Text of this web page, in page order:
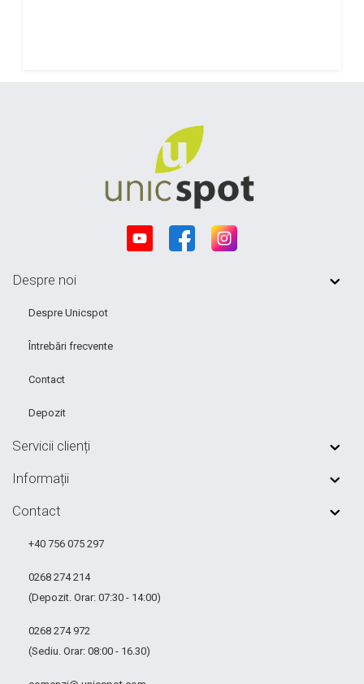
Despre noi
Despre Unicspot
Întrebări frecvente
Contact
Depozit
Servicii clienți
Informații
Contact
+40 756 075 297
0268 274 214
(Depozit. Orar: 07:30 - 14:00)
0268 274 972
(Sediu. Orar: 08:00 - 16.30)